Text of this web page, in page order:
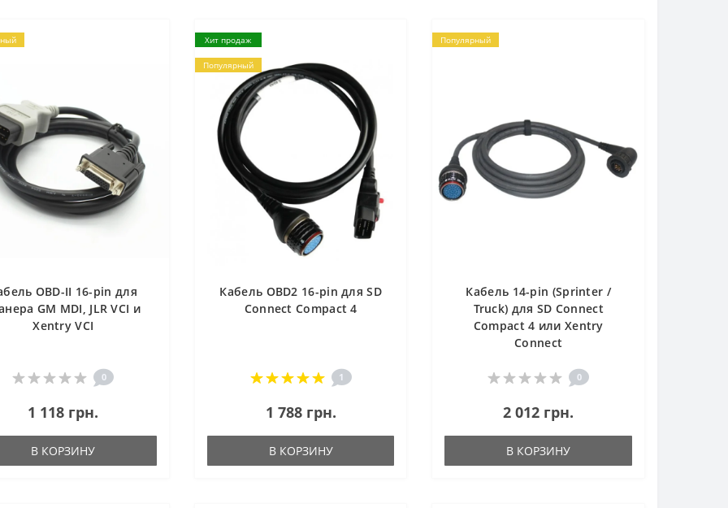
OBD-II 16-pin для
GM MDI, JLR VCI и
Xentry VCI
0
1 118 грн.
В КОРЗИНУ
Хит продаж
Популярный
Кабель OBD2 16-pin для SD
Connect Compact 4
1
1 788 грн.
В КОРЗИНУ
Популярный
Кабель 14-pin (Sprinter /
Truck) для SD Connect
Compact 4 или Xentry
Connect
0
2 012 грн.
В КОРЗИНУ